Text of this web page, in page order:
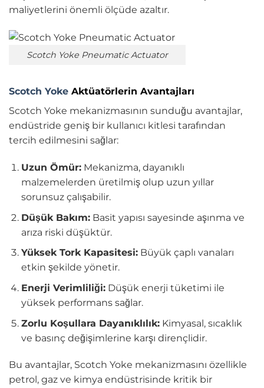
maliyetlerini önemli ölçüde azaltır.
Scotch Yoke Pneumatic Actuator
Scotch Yoke Aktüatörlerin Avantajları
Scotch Yoke mekanizmasının sunduğu avantajlar,
endüstride geniş bir kullanıcı kitlesi tarafından
tercih edilmesini sağlar:
Uzun Ömür:Mekanizma, dayanıklı
malzemelerden üretilmiş olup uzun yıllar
sorunsuz çalışabilir.
Düşük Bakım:Basit yapısı sayesinde aşınma ve
arıza riski düşüktür.
Yüksek Tork Kapasitesi:Büyük çaplı vanaları
etkin şekilde yönetir.
Enerji Verimliliği:Düşük enerji tüketimi ile
yüksek performans sağlar.
Zorlu Koşullara Dayanıklılık:Kimyasal, sıcaklık
ve basınç değişimlerine karşı dirençlidir.
Bu avantajlar, Scotch Yoke mekanizmasını özellikle
petrol, gaz ve kimya endüstrisinde kritik bir